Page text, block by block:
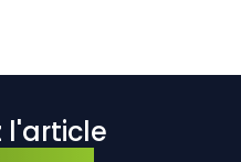
l'article